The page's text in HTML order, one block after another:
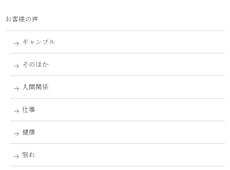
お客様の声
ギャンブル
そのほか
人間関係
仕事
健康
別れ